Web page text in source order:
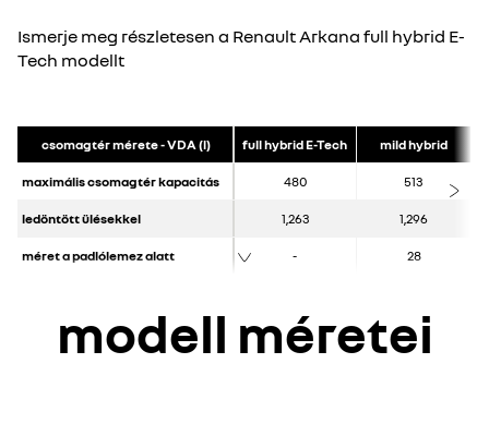
Ismerje meg részletesen a Renault Arkana full hybrid E-
Tech modellt
csomagtér mérete - VDA (l) full hybrid E-Tech mild hybrid
maximális csomagtér kapacitás 480 513
ledöntött ülésekkel 1,263 1,296
méret a padlólemez alatt - 28
modell méretei